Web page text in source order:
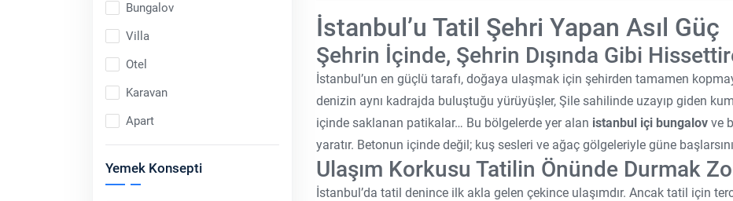
Bungalov
Villa
Otel
Karavan
Apart
Yemek Konsepti
İstanbul’u Tatil Şehri Yapan Asıl Güç
Şehrin İçinde, Şehrin Dışında Gibi
İstanbul’un en güçlü tarafı, doğaya ulaşmak için şehirden tamamen
denizin aynı kadrajda buluştuğu yürüyüşler, Şile sahilinde uzayıp giden
içinde saklanan patikalar… Bu bölgelerde yer alan istanbul içi bungalov ve
yaratır. Betonun içinde değil; kuş sesleri ve ağaç gölgeleriyle güne
Ulaşım Korkusu Tatilin Önünde Durmak
İstanbul’da tatil denince ilk akla gelen çekince ulaşımdır. Ancak tatil için